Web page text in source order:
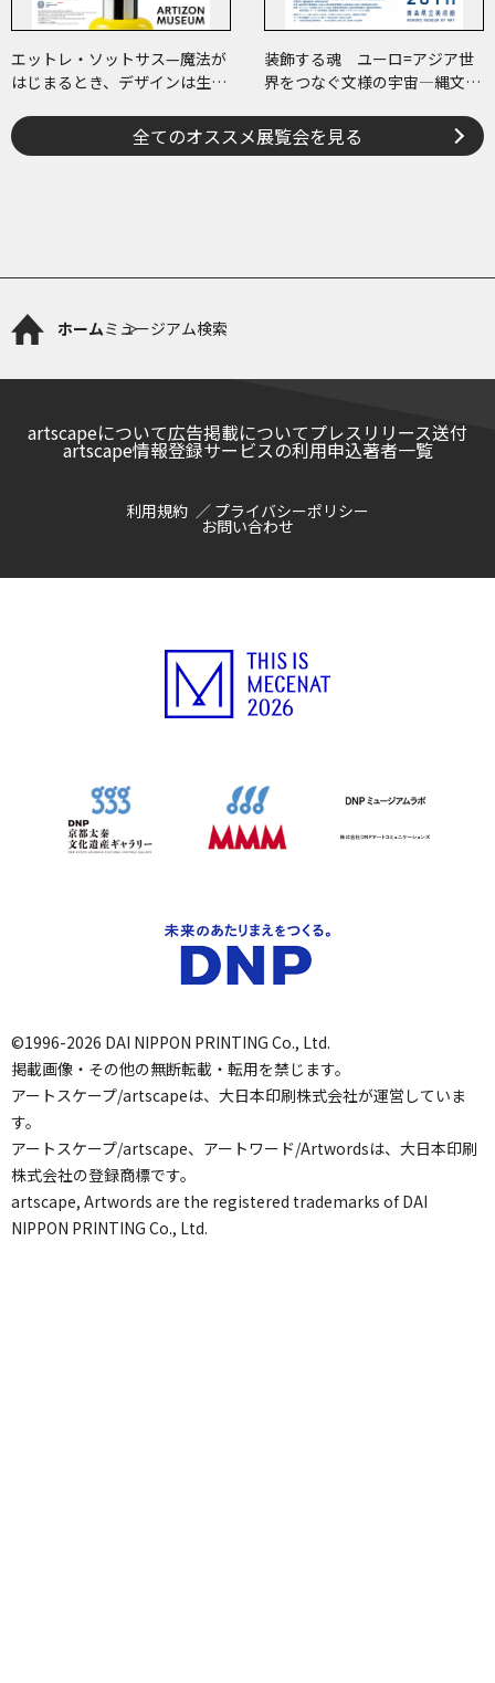
エットレ・ソットサス—魔法が
はじまるとき、デザインは生ま
装飾する魂 ユーロ=アジア世
界をつなぐ文様の宇宙―縄文、
全てのオススメ展覧会を見る
ホームミュージアム検索
artscapeについて広告掲載についてプレスリリース送付
artscape情報登録サービスの利用申込著者一覧
利用規約 プライバシーポリシー
お問い合わせ
©1996-2026 DAI NIPPON PRINTING Co., Ltd.
掲載画像・その他の無断転載・転用を禁じます。
アートスケープ/artscapeは、大日本印刷株式会社が運営していま
す。
アートスケープ/artscape、アートワード/Artwordsは、大日本印刷
株式会社の登録商標です。
artscape, Artwords are the registered trademarks of DAI
NIPPON PRINTING Co., Ltd.